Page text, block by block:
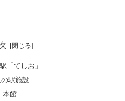
「てしお」
駅施設
本館